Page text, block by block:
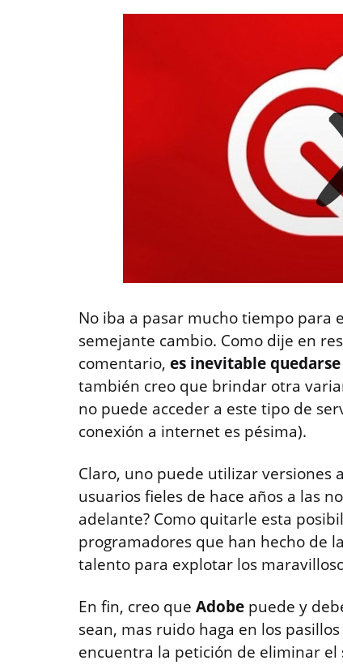
No iba a pasar mucho tiempo para
semejante cambio. Como dije en
comentario, es inevitable
también creo que brindar otra
no puede acceder a este tipo de
conexión a internet es pésima).
Claro, uno puede utilizar
usuarios fieles de hace años a las
adelante? Como quitarle esta
programadores que han hecho de
talento para explotar los
En fin, creo que Adobe puede y
sean, mas ruido haga en los
encuentra la petición de eliminar el